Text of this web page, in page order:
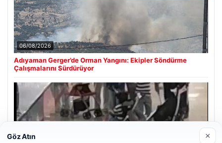
06/08/2026
Adıyaman Gerger’de Orman Yangını: Ekipler Söndürme
Çalışmalarını Sürdürüyor
Göz Atın ×